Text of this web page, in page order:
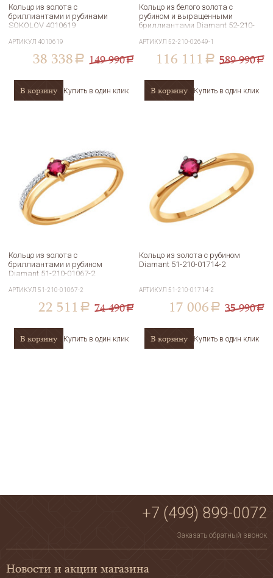
Кольцо из золота с
бриллиантами и рубинами
SOKOLOV 4010619
АРТИКУЛ 4010619
38 338 a 149 990a
В корзину Купить в один клик
Кольцо из белого золота с
рубином и выращенными
бриллиантами Diamant 52-210-
АРТИКУЛ52-210-02649-1
116 111 a 589 990a
В корзину Купить в один клик
Кольцо из золота с
бриллиантами и рубином
Diamant 51-210-01067-2
АРТИКУЛ51-210-01067-2
22 511 a 74 490a
В корзину Купить в один клик
Кольцо из золота с рубином
Diamant 51-210-01714-2
АРТИКУЛ51-210-01714-2
17 006 a 35 990a
В корзину Купить в один клик
+7 (499) 899-0072
Заказать обратный звонок
Новости и акции магазина